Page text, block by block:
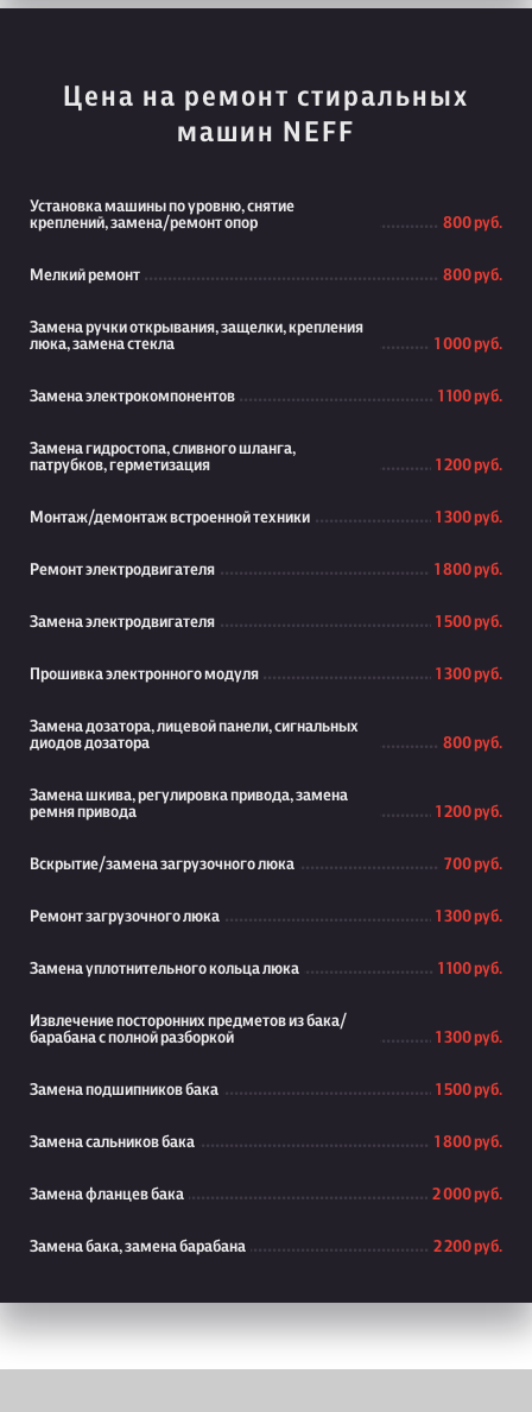
Цена на ремонт стиральных
машин NEFF
Установка машины по уровню, снятие
креплений, замена/ремонт опор
800 руб.
Мелкий ремонт 800 руб.
Замена ручки открывания, защелки, крепления
люка, замена стекла
1 000 руб.
Замена электрокомпонентов 1 100 руб.
Замена гидростопа, сливного шланга,
патрубков, герметизация
1 200 руб.
Монтаж/демонтаж встроенной техники 1 300 руб.
Ремонт электродвигателя 1 800 руб.
Замена электродвигателя 1 500 руб.
Прошивка электронного модуля 1 300 руб.
Замена дозатора, лицевой панели, сигнальных
диодов дозатора
800 руб.
Замена шкива, регулировка привода, замена
ремня привода
1 200 руб.
Вскрытие/замена загрузочного люка 700 руб.
Ремонт загрузочного люка 1 300 руб.
Замена уплотнительного кольца люка 1 100 руб.
Извлечение посторонних предметов из бака/
барабана с полной разборкой
1 300 руб.
Замена подшипников бака 1 500 руб.
Замена сальников бака 1 800 руб.
Замена фланцев бака 2 000 руб.
Замена бака, замена барабана 2 200 руб.